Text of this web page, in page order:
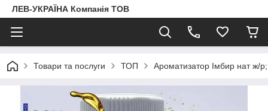
ЛЕВ-УКРАЇНА Компанія ТОВ
Товари та послуги ТОП Ароматизатор Імбир нат ж/